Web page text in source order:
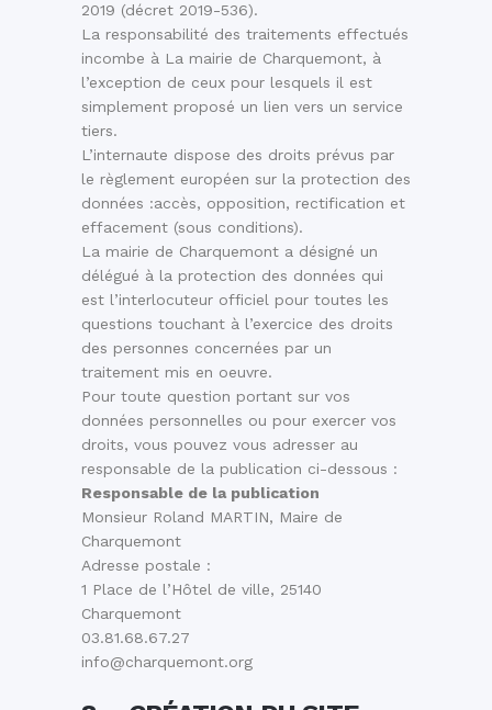
2019 (décret 2019-536).
La responsabilité des traitements effectués
incombe à La mairie de Charquemont, à
l’exception de ceux pour lesquels il est
simplement proposé un lien vers un service
tiers.
L’internaute dispose des droits prévus par
le règlement européen sur la protection des
données :accès, opposition, rectification et
effacement (sous conditions).
La mairie de Charquemont a désigné un
délégué à la protection des données qui
est l’interlocuteur officiel pour toutes les
questions touchant à l’exercice des droits
des personnes concernées par un
traitement mis en oeuvre.
Pour toute question portant sur vos
données personnelles ou pour exercer vos
droits, vous pouvez vous adresser au
responsable de la publication ci-dessous :
Responsable de la publication
Monsieur Roland MARTIN, Maire de
Charquemont
Adresse postale :
1 Place de l’Hôtel de ville, 25140
Charquemont
03.81.68.67.27
info@charquemont.org